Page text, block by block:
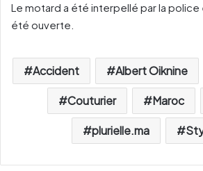
Le motard a été interpellé par la
été ouverte.
Accident Albert Oiknine
Couturier Maroc
plurielle.ma